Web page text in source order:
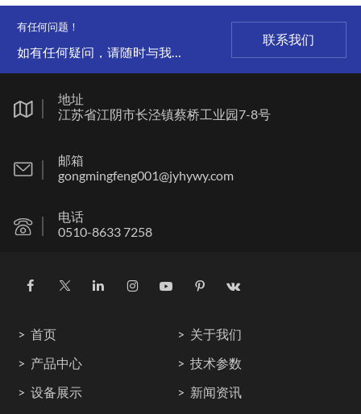
有任何问题！
如有任何疑问，请随时与我们
联系。
联系我们
地址
江苏省江阴市长泾镇蔡桥工业园7-8号
邮箱
gongmingfeng001@jyhywy.com
电话
0510-8633 7258
首页
关于我们
产品中心
技术参数
设备展示
新闻资讯